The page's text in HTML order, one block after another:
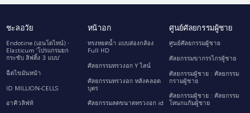
ชะลอวัย
Endotine (เอนโดไทน์) ∙
Elasticum ‘โปรแกรมยก
กระชับ ลิฟติ้ง 3 แบบ’
ฉีดไขมันหน้า
ID MILLION-CELLS
อาคิวลิฟท์
หน้าอก
ทรงหยดน้ำ แบบส่องกล้อง
Full HD
ศัลยกรรมทรวงอก Y ไลน์
ศัลยกรรมทรวงอก หลังคลอด
บุตร
ศัลยกรรมลดขนาดทรวงอก id
ศูนย์ศัลยกรรมผู้ชาย
ศูนย์ศัลยกรรมผู้ชาย
ศัลยกรรมขากรรไกรผู้ชาย
ศัลยกรรมผู้ชาย : ศัลยกรรม
กรามผู้ชาย
ศัลยกรรมผู้ชาย : ศัลยกรรม
โหนกแก้มผู้ชาย